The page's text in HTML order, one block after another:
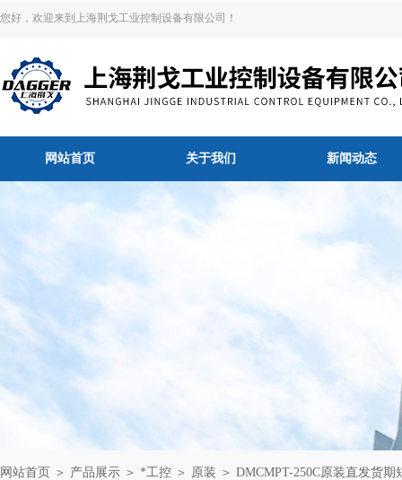
您好，欢迎来到上海荆戈工业控制设备有限公司！
网站首页 关于我们 新闻动态
网站首页 ＞ 产品展示 ＞ *工控 ＞ 原装 ＞ DMCMPT-250C原装直发货期